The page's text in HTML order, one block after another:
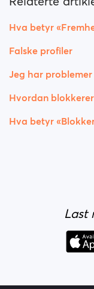
Hva betyr
Falske profiler
Jeg har
Hvordan
Hva betyr
Last